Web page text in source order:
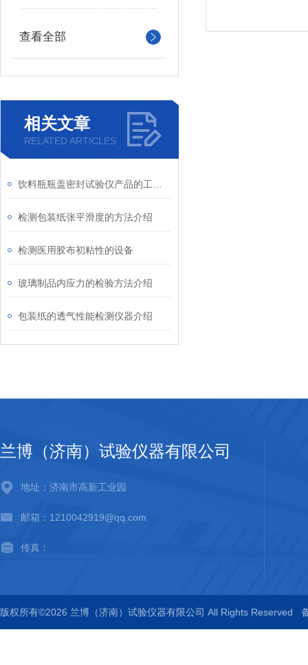
查看全部
相关文章
RELATED ARTICLES
检测包装纸张平滑度的方法介绍
检测医用胶布初粘性的设备
玻璃制品内应力的检验方法介绍
包装纸的透气性能检测仪器介绍
兰博（济南）试验仪器有限公司
地址：济南市高新工业园
邮箱：1210042919@qq.com
传真：
版权所有©2026 兰博（济南）试验仪器有限公司 All Rights Reserved